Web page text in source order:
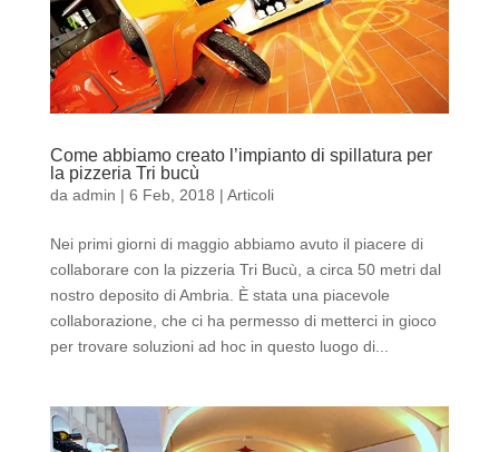
Come abbiamo creato l’impianto di spillatura per
la pizzeria Tri bucù
da admin | 6 Feb, 2018 | Articoli
Nei primi giorni di maggio abbiamo avuto il piacere di
collaborare con la pizzeria Tri Bucù, a circa 50 metri dal
nostro deposito di Ambria. È stata una piacevole
collaborazione, che ci ha permesso di metterci in gioco
per trovare soluzioni ad hoc in questo luogo di...